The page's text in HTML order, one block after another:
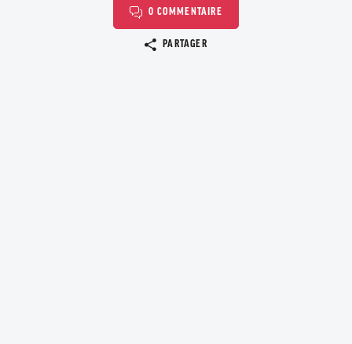
0 COMMENTAIRE
PARTAGER